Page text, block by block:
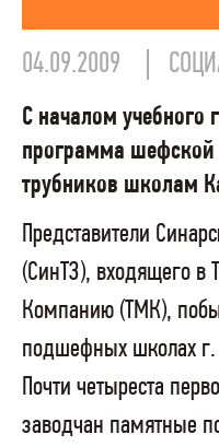
04.09.2009
С началом учебного
программа
трубников школам
Представители
(СинТЗ), входящего в
Компанию (ТМК),
подшефных школах г.
Почти четыреста
заводчан памятные